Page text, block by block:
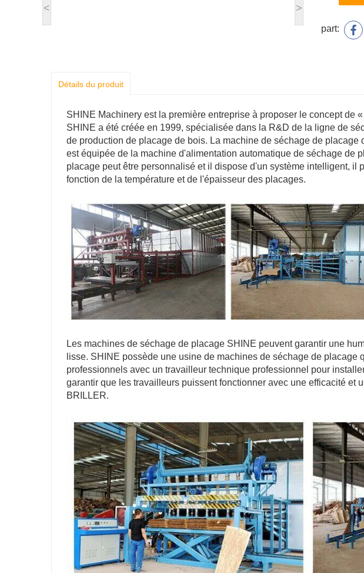
< >
part:
Détails du produit
SHINE Machinery est la première entreprise à proposer le concept de
SHINE a été créée en 1999, spécialisée dans la R&D de la ligne de
de production de placage de bois. La machine de séchage de
est équipée de la machine d'alimentation automatique de séchage de
placage peut être personnalisé et il dispose d'un système intelligent, il
fonction de la température et de l'épaisseur des placages.
Les machines de séchage de placage SHINE peuvent garantir une
lisse. SHINE possède une usine de machines de séchage de placage
professionnels avec un travailleur technique professionnel pour
garantir que les travailleurs puissent fonctionner avec une efficacité et
BRILLER.